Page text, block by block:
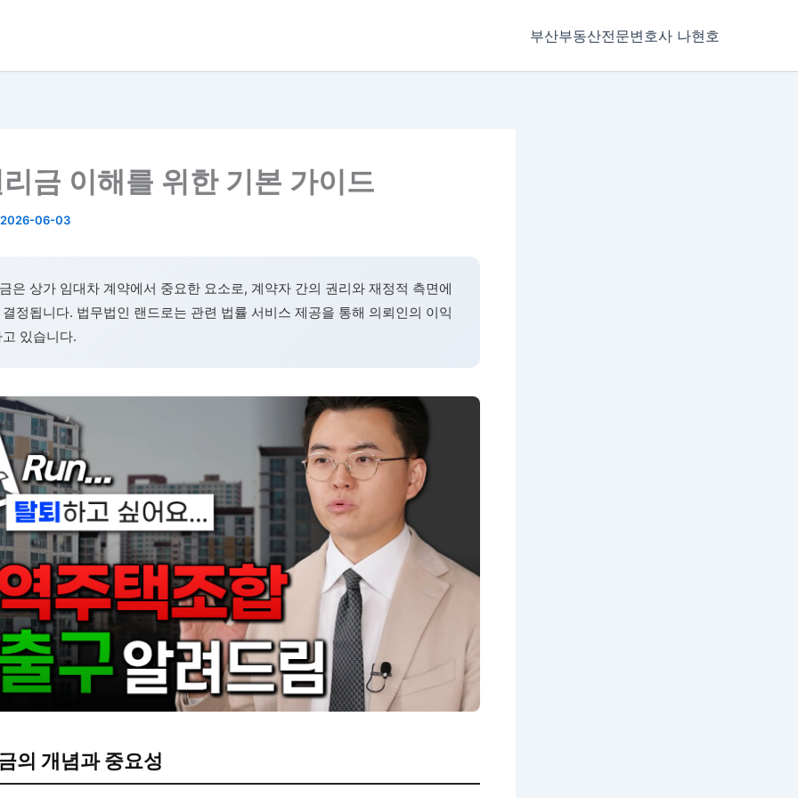
부산부동산전문변호사 나현호
금 이해를 위한 기본 가이드
2026-06-03
은 상가 임대차 계약에서 중요한 요소로, 계약자 간의 권리와 재정적 측면에
정됩니다. 법무법인 랜드로는 관련 법률 서비스 제공을 통해 의뢰인의 이익
있습니다.
의 개념과 중요성